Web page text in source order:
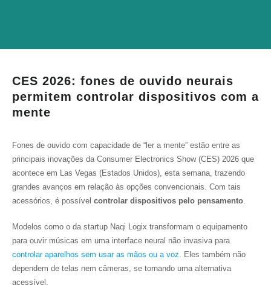
CES 2026: fones de ouvido neurais
permitem controlar dispositivos com a
mente
Fones de ouvido com capacidade de “ler a mente” estão entre as
principais inovações da Consumer Electronics Show (CES) 2026 que
acontece em Las Vegas (Estados Unidos), esta semana, trazendo
grandes avanços em relação às opções convencionais. Com tais
acessórios, é possível controlar dispositivos pelo pensamento.
Modelos como o da startup Naqi Logix transformam o equipamento
para ouvir músicas em uma interface neural não invasiva para
controlar aparelhos sem usar as mãos ou a voz. Eles também não
dependem de telas nem câmeras, se tornando uma alternativa
acessível.